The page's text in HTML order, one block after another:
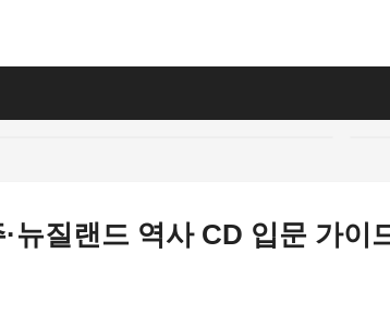
뉴질랜드 역사 CD 입문 가이